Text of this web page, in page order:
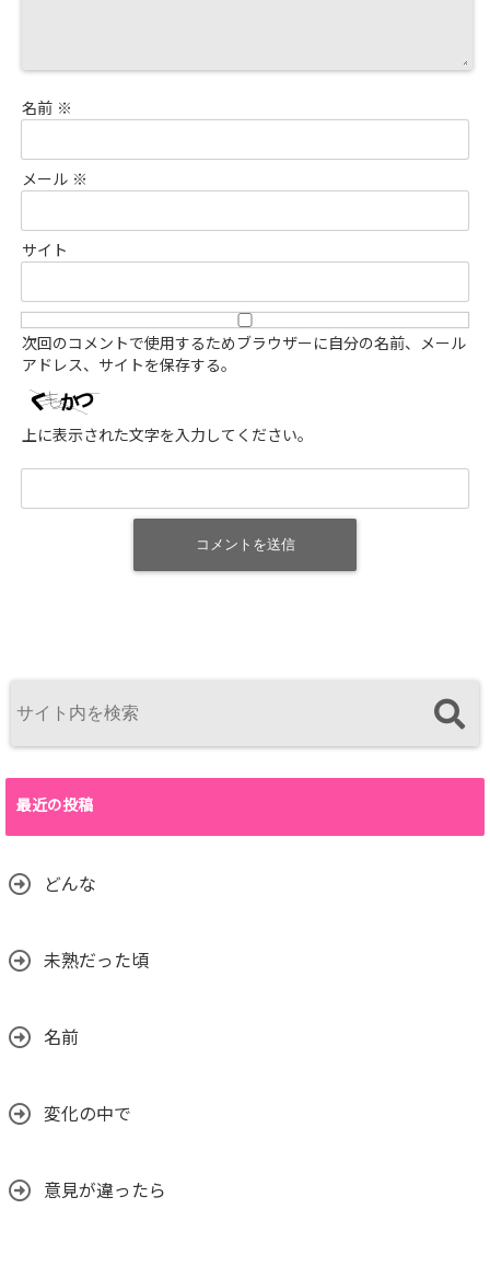
名前 ※
メール ※
サイト
次回のコメントで使用するためブラウザーに自分の名前、メール
アドレス、サイトを保存する。
上に表示された文字を入力してください。
最近の投稿
どんな
未熟だった頃
名前
変化の中で
意見が違ったら